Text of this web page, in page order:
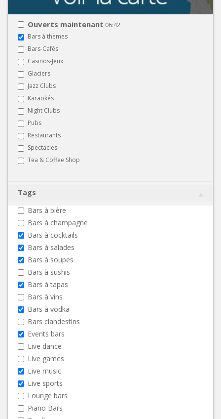
Ouverts maintenant 06:42
Bars à thèmes
Bars-Cafés
Casinos-Jeux
Glaciers
Jazz Clubs
Karaokés
Night Clubs
Pubs
Restaurants
Spectacles
Tea & Coffee Shop
Tags
Bars à bière
Bars à champagne
Bars à cocktails
Bars à salades
Bars à soupes
Bars à sushis
Bars à tapas
Bars à vins
Bars à vodka
Bars clandestins
Events bars
Live dance
Live games
Live music
Live sports
Lounge bars
Piano Bars